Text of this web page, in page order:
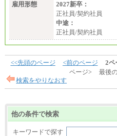
雇用形態
2027新卒：
正社員/契約社員
中途：
正社員/契約社員
<<先頭のページ <前のページ 2ペ
ページ>
最後
検索をやりなおす
他の条件で検索
キーワードで探す